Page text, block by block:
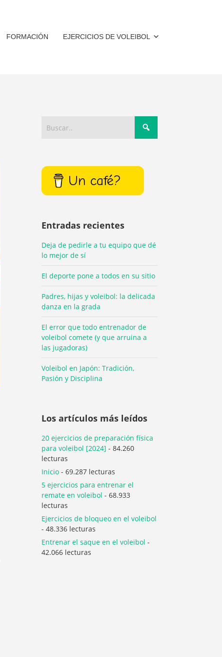
FORMACIÓN EJERCICIOS DE VOLEIBOL
Un café?
Entradas recientes
Deja de pedirle a tu equipo que dé
lo mejor de sí
El deporte pone a todos en su sitio
Padres, hijas y voleibol: la delicada
danza en la grada
El error que todo entrenador de
voleibol comete (y que arruina a
las jugadoras)
Voleibol en Japón: Tradición,
Pasión y Disciplina
Los artículos más leídos
20 ejercicios de preparación física
para voleibol [2024] - 84.260
lecturas
Inicio - 69.287 lecturas
5 ejercicios para entrenar el
remate en voleibol - 68.933
lecturas
Ejercicios de bloqueo en el voleibol
- 48.336 lecturas
Entrenar el saque en el voleibol -
42.066 lecturas